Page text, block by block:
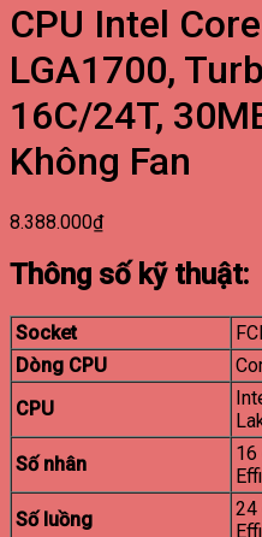
CPU Intel
LGA1700,
16C/24T,
Không Fan
8.388.000₫
Thông số kỹ thuật:
Socket
Dòng CPU
CPU
Số nhân
Số luồng
24